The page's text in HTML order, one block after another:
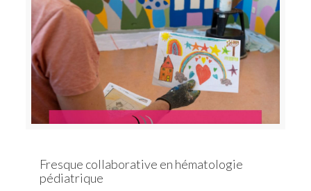
Fresque collaborative en hématologie
pédiatrique